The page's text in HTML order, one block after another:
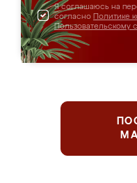
Я соглашаюсь на
согласно Политике
Пользовательскому